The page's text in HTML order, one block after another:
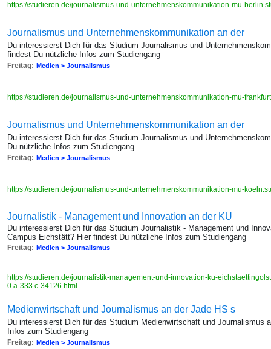
https://studieren.de/journalismus-und-unternehmenskommunikation-mu-
Journalismus und Unternehmenskommunikation an der
Du interessierst Dich für das Studium Journalismus und
findest Du nützliche Infos zum Studiengang
Freitag: Medien > Journalismus
https://studieren.de/journalismus-und-unternehmenskommunikation-mu-
Journalismus und Unternehmenskommunikation an der
Du interessierst Dich für das Studium Journalismus und
Du nützliche Infos zum Studiengang
Freitag: Medien > Journalismus
https://studieren.de/journalismus-und-unternehmenskommunikation-mu-
Journalistik - Management und Innovation an der KU
Du interessierst Dich für das Studium Journalistik - Management und
Campus Eichstätt? Hier findest Du nützliche Infos zum Studiengang
Freitag: Medien > Journalismus
https://studieren.de/journalistik-management-und-innovation-ku-
0.a-333.c-34126.html
Medienwirtschaft und Journalismus an der Jade HS s
Du interessierst Dich für das Studium Medienwirtschaft und Journalismus
Infos zum Studiengang
Freitag: Medien > Journalismus